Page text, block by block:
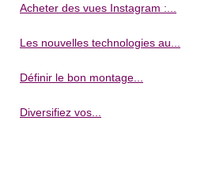
Acheter des vues Instagram :...
Les nouvelles technologies au...
Définir le bon montage...
Diversifiez vos...